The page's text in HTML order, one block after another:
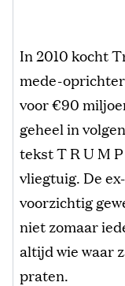
In 2010 kocht
mede-
voor €90
geheel in
tekst T R U M
vliegtuig. De
voorzichtig
niet zomaar
altijd wie waar
praten.